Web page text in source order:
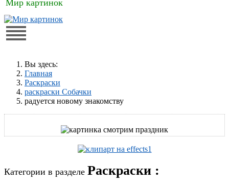
Мир картинок
Вы здесь:
Главная
Раскраски
раскраски Собачки
радуется новому знакомству
Категории в разделе Раскраски :